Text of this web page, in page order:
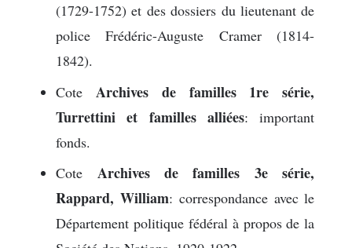
(1729-1752) et des dossiers du lieutenant de
police Frédéric-Auguste Cramer (1814-
1842).
Cote Archives de familles 1re série,
Turrettini et familles alliées: important
fonds.
Cote Archives de familles 3e série,
Rappard, William: correspondance avec le
Département politique fédéral à propos de la